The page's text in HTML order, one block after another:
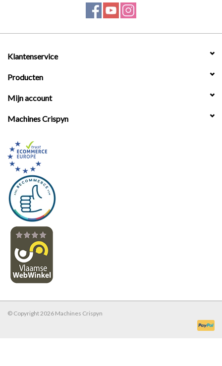
Klantenservice
Producten
Mijn account
Machines Crispyn
© Copyright 2026 Machines Crispyn